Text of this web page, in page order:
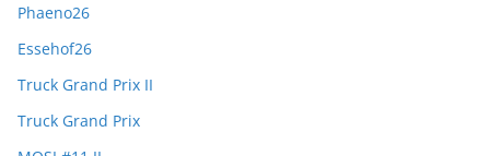
Phaeno26
Essehof26
Truck Grand Prix II
Truck Grand Prix